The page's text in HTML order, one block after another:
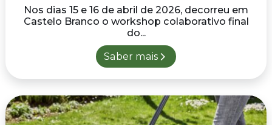
Nos dias 15 e 16 de abril de 2026, decorreu em
Castelo Branco o workshop colaborativo final
do...
Saber mais